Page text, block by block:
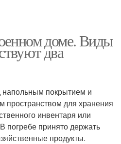
доме. Виды
два
покрытием и
пространством для хранения
инвентаря или
погребе принято держать
продукты.